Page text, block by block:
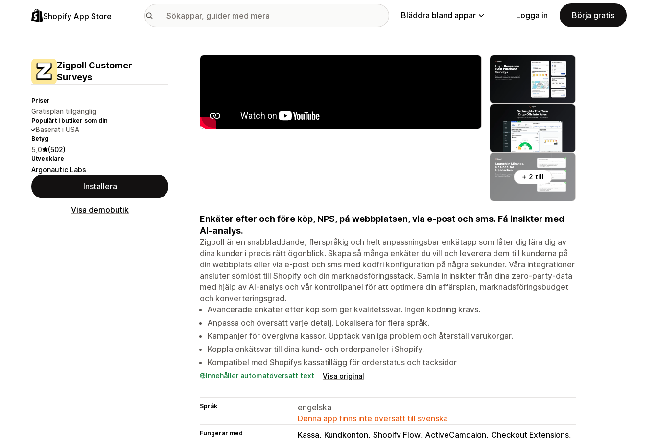
Shopify App Store Bläddra bland appar Logga in Börja gratis
Zigpoll Customer
Surveys
Priser
Gratisplan tillgänglig
Populärt i butiker som din
Baserat i USA
Betyg
5,0 (502)
Utvecklare
Argonautic Labs
Installera
Visa demobutik
Galleri med utvalda bilder
+ 2 till
Enkäter efter och före köp, NPS, på webbplatsen, via e-post och sms. Få insikter med
AI-analys.
Zigpoll är en snabbladdande, flerspråkig och helt anpassningsbar enkätapp som låter dig lära dig av
dina kunder i precis rätt ögonblick. Skapa så många enkäter du vill och leverera dem till kunderna på
din webbplats eller via e-post och sms med kodfri konfiguration på några sekunder. Våra integrationer
ansluter sömlöst till Shopify och din marknadsföringsstack. Samla in insikter från dina zero-party-data
med hjälp av AI-analys och vår kontrollpanel för att optimera din affärsplan, marknadsföringsbudget
och konverteringsgrad.
Avancerade enkäter efter köp som ger kvalitetssvar. Ingen kodning krävs.
Anpassa och översätt varje detalj. Lokalisera för flera språk.
Kampanjer för övergivna kassor. Upptäck vanliga problem och återställ varukorgar.
Koppla enkätsvar till dina kund- och orderpaneler i Shopify.
Kompatibel med Shopifys kassatillägg för orderstatus och tacksidor
Innehåller automatöversatt text Visa original
Språk
engelska
Denna app finns inte översatt till svenska
Fungerar med Kassa Kundkonton Shopify Flow ActiveCampaign Checkout Extensions